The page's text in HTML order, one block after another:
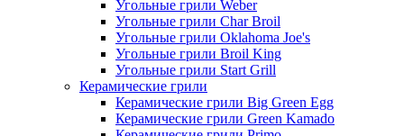
Угольные грили Weber
Угольные грили Char Broil
Угольные грили Oklahoma Joe's
Угольные грили Broil King
Угольные грили Start Grill
Керамические грили
Керамические грили Big Green Egg
Керамические грили Green Kamado